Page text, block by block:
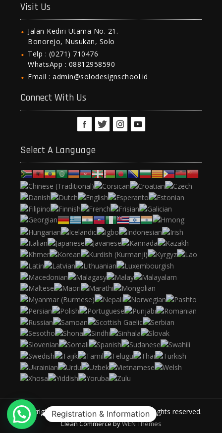
Visit Us
Jalan Kediri Utama No. 21.
Bonorejo, Nusukan, Solo
Telp : (0271) 710476
WhatsApp : 08812958590
Email : admin@solodesignschool.id
Connect With Us
Select A Language
Copyright © 2013 Solo Design School All rights reserved.
Clean Commerce byWEN Themes
Registration & Information